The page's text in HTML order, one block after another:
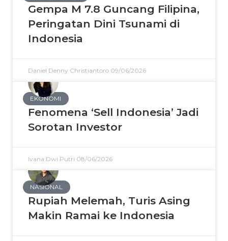
Gempa M 7.8 Guncang Filipina,
Peringatan Dini Tsunami di
Indonesia
Daniel Denny Christiantoro 09/06/2026
EKONOMI
Fenomena ‘Sell Indonesia’ Jadi
Sorotan Investor
Ivana Dwi Putri 08/06/2026
NASIONAL
Rupiah Melemah, Turis Asing
Makin Ramai ke Indonesia